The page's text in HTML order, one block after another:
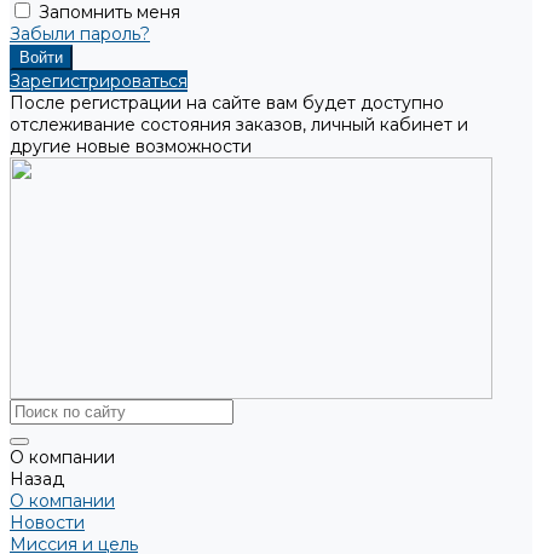
Запомнить меня
Забыли пароль?
Зарегистрироваться
После регистрации на сайте вам будет доступно
отслеживание состояния заказов, личный кабинет и
другие новые возможности
О компании
Назад
О компании
Новости
Миссия и цель